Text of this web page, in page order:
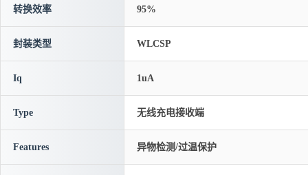
转换效率 95%
封装类型 WLCSP
Iq 1uA
Type 无线充电接收端
Features 异物检测/过温保护